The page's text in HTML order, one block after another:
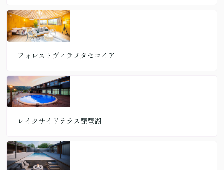
フォレストヴィラメタセコイア
レイクサイドテラス琵琶湖